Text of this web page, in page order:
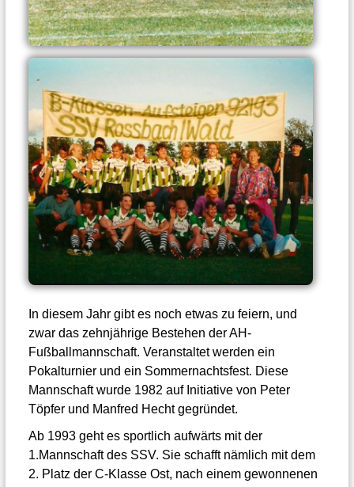
In diesem Jahr gibt es noch etwas zu feiern, und
zwar das zehnjährige Bestehen der AH-
Fußballmannschaft. Veranstaltet werden ein
Pokalturnier und ein Sommernachtsfest. Diese
Mannschaft wurde 1982 auf Initiative von Peter
Töpfer und Manfred Hecht gegründet.
Ab 1993 geht es sportlich aufwärts mit der
1.Mannschaft des SSV. Sie schafft nämlich mit dem
2. Platz der C-Klasse Ost, nach einem gewonnenen